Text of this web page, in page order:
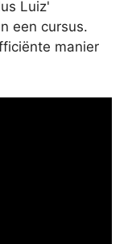
Luiz'
een cursus.
manier